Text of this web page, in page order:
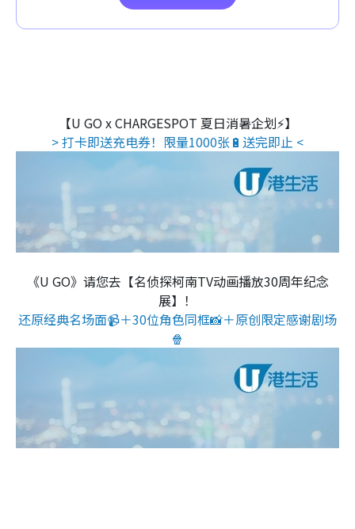
【U GO x CHARGESPOT 夏日消暑企划⚡】
> 打卡即送充电券！限量1000张🔋送完即止 <
《U GO》请您去【名侦探柯南TV动画播放30周年纪念
展】！
还原经典名场面📹＋30位角色同框📸＋原创限定感谢剧场
🍿